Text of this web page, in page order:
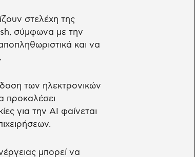
στελέχη της
σύμφωνα με την
και να
των ηλεκτρονικών
προκαλέσει
για την AI φαίνεται
μπορεί να